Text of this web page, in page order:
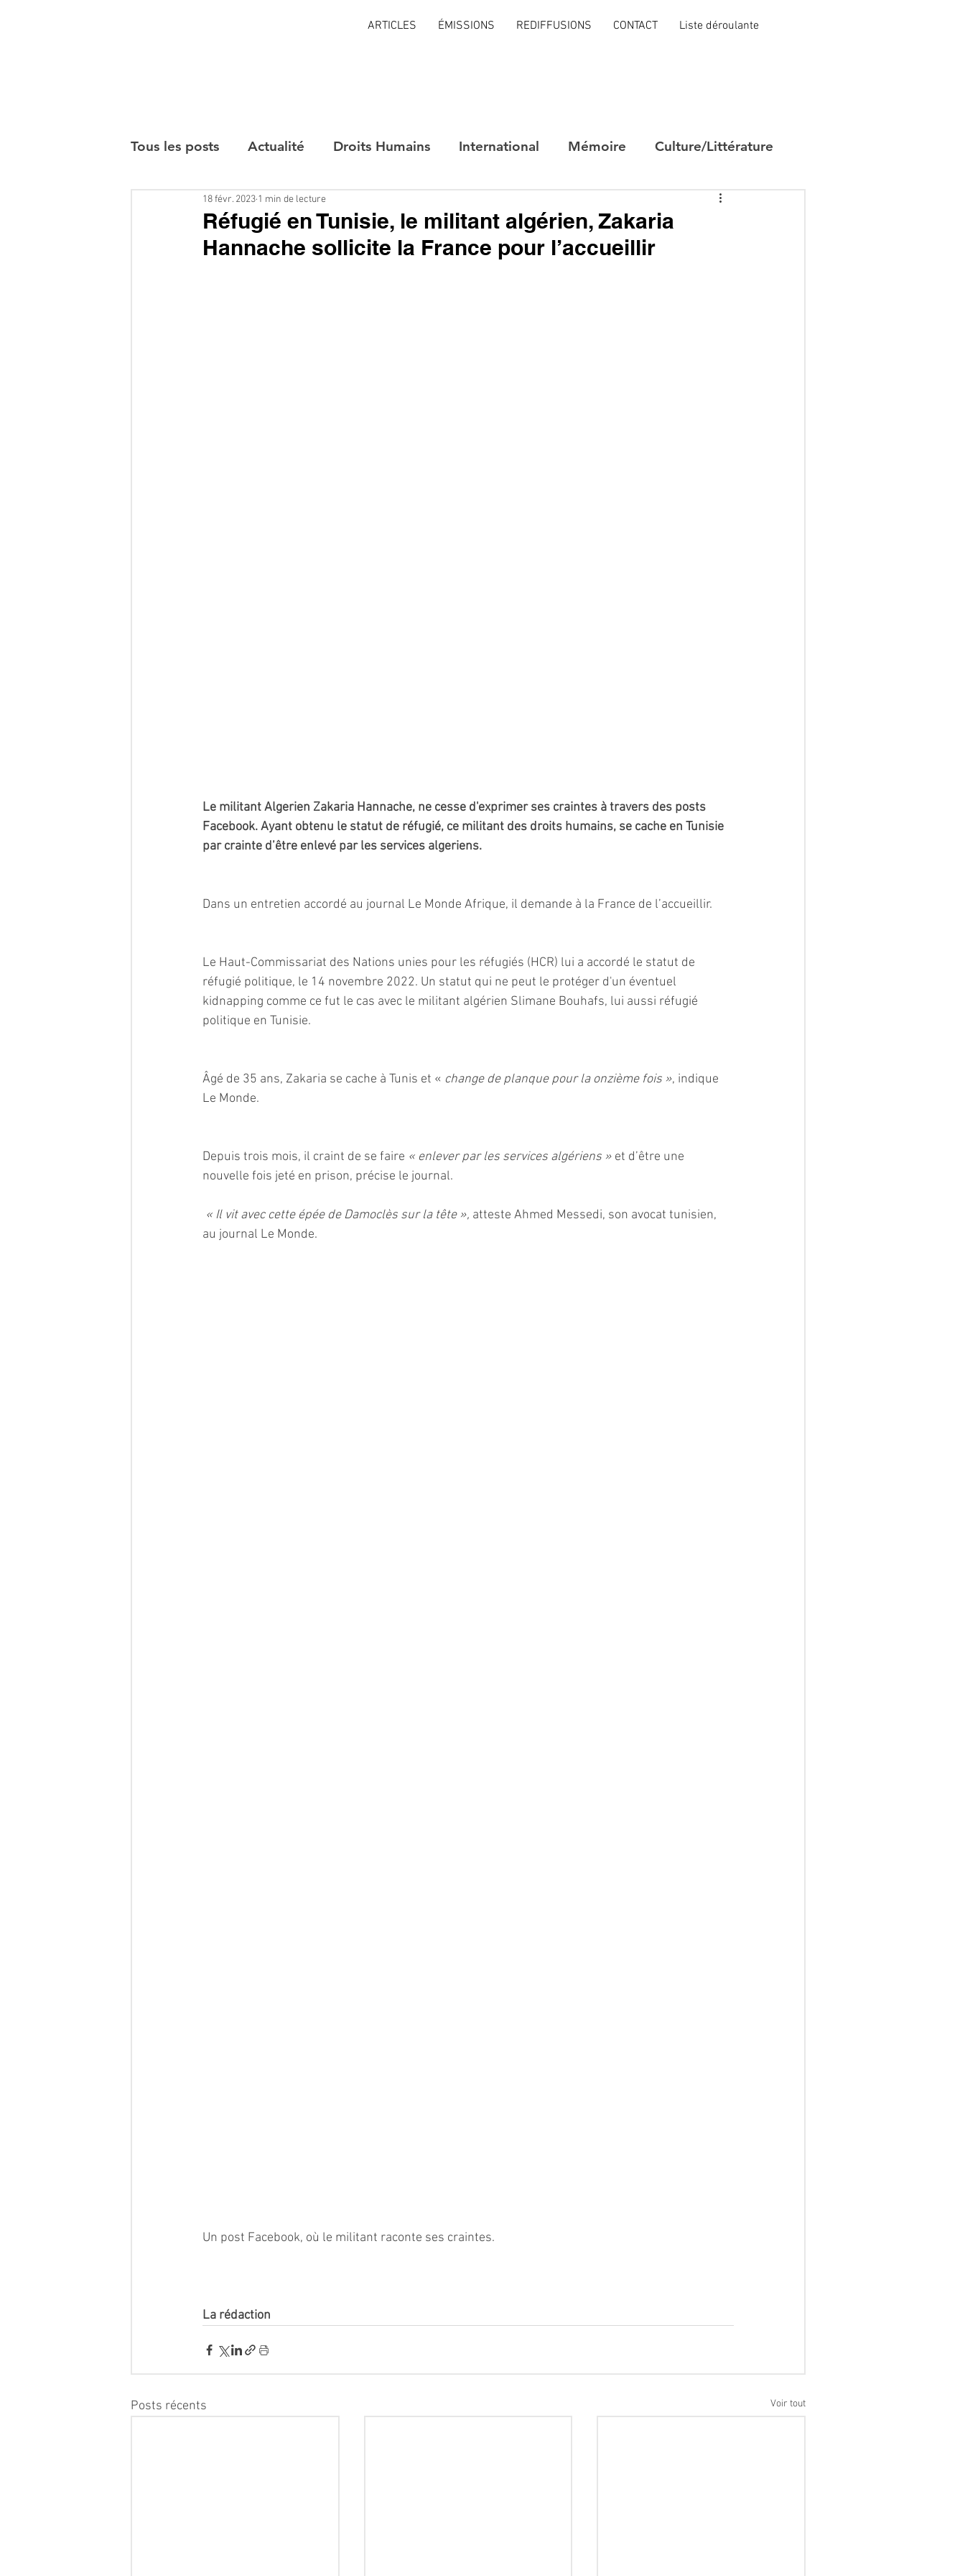
ARTICLES ÉMISSIONS REDIFFUSIONS CONTACT Liste déroulante
Tous les posts Actualité Droits Humains International Mémoire Culture/Littérature
Interviews
Réfugié en Tunisie, le militant algérien, Zakaria
Hannache sollicite la France pour l’accueillir
18 févr. 2023 1 min de lecture
Le militant Algerien Zakaria Hannache, ne cesse d'exprimer ses craintes à travers des posts
Facebook. Ayant obtenu le statut de réfugié, ce militant des droits humains, se cache en Tunisie
par crainte d’être enlevé par les services algeriens.
Dans un entretien accordé au journal Le Monde Afrique, il demande à la France de l’accueillir.
Le Haut-Commissariat des Nations unies pour les réfugiés (HCR) lui a accordé le statut de
réfugié politique, le 14 novembre 2022. Un statut qui ne peut le protéger d'un éventuel
kidnapping comme ce fut le cas avec le militant algérien Slimane Bouhafs, lui aussi réfugié
politique en Tunisie.
Âgé de 35 ans, Zakaria se cache à Tunis et « change de planque pour la onzième fois », indique
Le Monde.
Depuis trois mois, il craint de se faire « enlever par les services algériens » et d’être une
nouvelle fois jeté en prison, précise le journal.
« Il vit avec cette épée de Damoclès sur la tête », atteste Ahmed Messedi, son avocat tunisien,
au journal Le Monde.
Un post Facebook, où le militant raconte ses craintes.
La rédaction
Posts récents Voir tout